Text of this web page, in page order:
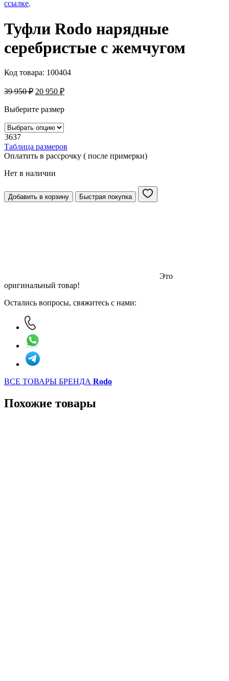
ссылке.
Туфли Rodo нарядные
серебристые с жемчугом
Код товара: 100404
39 950₽ 20 950 ₽
Выберите размер
3637
Таблица размеров
Оплатить в рассрочку ( после примерки)
Нет в наличии
Добавить в корзину Быстрая покупка
Это
оригинальный товар!
Остались вопросы, свяжитесь с нами:
ВСЕ ТОВАРЫ БРЕНДА Rodo
Похожие товары